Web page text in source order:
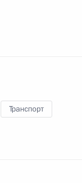
Транспорт